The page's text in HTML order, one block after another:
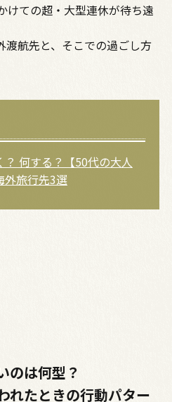
けての超・大型連休が待ち遠
渡航先と、そこでの過ごし方
何する？【50代の大人
外旅行先3選
のは何型？
れたときの行動パター